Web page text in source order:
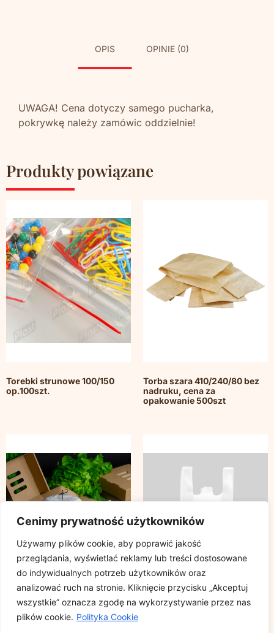
Cenimy prywatność użytkowników
Używamy plików cookie, aby poprawić jakość
przeglądania, wyświetlać reklamy lub treści dostosowane
do indywidualnych potrzeb użytkowników oraz
analizować ruch na stronie. Kliknięcie przycisku „Akceptuj
wszystkie” oznacza zgodę na wykorzystywanie przez nas
plików cookie. Polityka Cookie
OPIS OPINIE (0)
UWAGA! Cena dotyczy samego pucharka,
pokrywkę należy zamówic oddzielnie!
Produkty powiązane
Torebki strunowe 100/150
op.100szt.
Torba szara 410/240/80 bez
nadruku, cena za
opakowanie 500szt
Papier siarczan 40g wymiary
35x50cm, cena za